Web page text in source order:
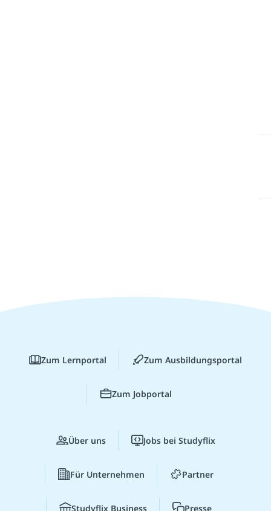
Zum Lernportal Zum Ausbildungsportal
Zum Jobportal
Über uns Jobs bei Studyflix
Für Unternehmen Partner
Studyflix Business Presse